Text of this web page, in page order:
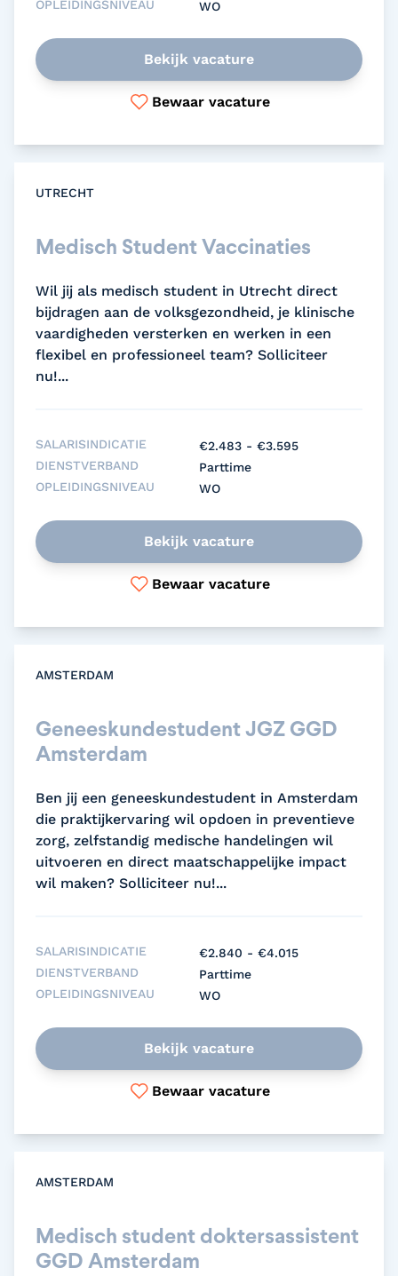
OPLEIDINGSNIVEAU WO
Bekijk vacature
Bewaar vacature
UTRECHT
Medisch Student Vaccinaties
Wil jij als medisch student in Utrecht direct
bijdragen aan de volksgezondheid, je klinische
vaardigheden versterken en werken in een
flexibel en professioneel team? Solliciteer
nu!...
SALARISINDICATIE
€2.483 - €3.595
DIENSTVERBAND
Parttime
OPLEIDINGSNIVEAU
WO
Bekijk vacature
Bewaar vacature
AMSTERDAM
Geneeskundestudent JGZ GGD
Amsterdam
Ben jij een geneeskundestudent in Amsterdam
die praktijkervaring wil opdoen in preventieve
zorg, zelfstandig medische handelingen wil
uitvoeren en direct maatschappelijke impact
wil maken? Solliciteer nu!...
SALARISINDICATIE
€2.840 - €4.015
DIENSTVERBAND
Parttime
OPLEIDINGSNIVEAU
WO
Bekijk vacature
Bewaar vacature
AMSTERDAM
Medisch student doktersassistent
GGD Amsterdam